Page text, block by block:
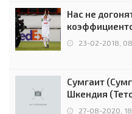
Нас не
Россией
23-02-2018,
Сумгаит
Шкендия
0:2 (0:0)
27-08-2020,